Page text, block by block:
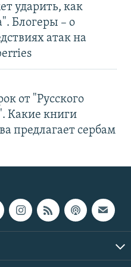
ударить, как
Блогеры – о
атак на
от "Русского
Какие книги
предлагает сербам